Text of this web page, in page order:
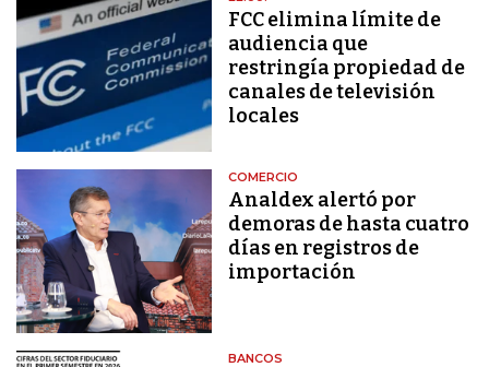
FCC elimina límite de
audiencia que
restringía propiedad de
canales de televisión
locales
COMERCIO
Analdex alertó por
demoras de hasta cuatro
días en registros de
importación
BANCOS